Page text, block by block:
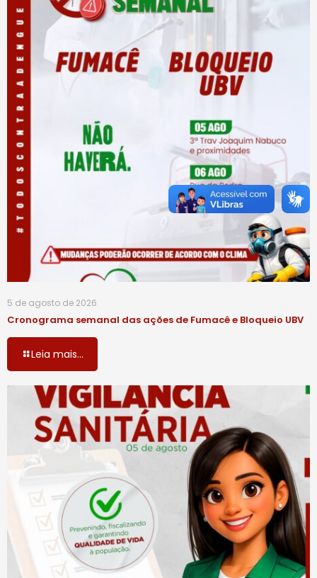
5 de agosto de 2026
Cronograma semanal das ações de Fumacê e Bloqueio UBV
Leia mais...